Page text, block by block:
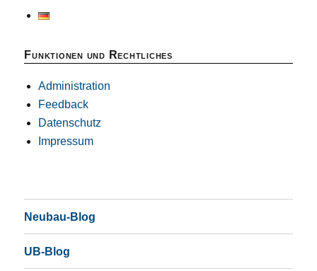
Funktionen und Rechtliches
Administration
Feedback
Datenschutz
Impressum
Neubau-Blog
UB-Blog